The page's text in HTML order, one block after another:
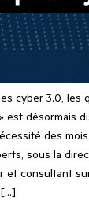
cyber 3.0, les
désormais
des
sous la
et consultant